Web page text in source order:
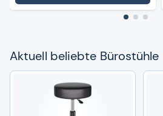
Aktu­ell beliebte Büro­stühle